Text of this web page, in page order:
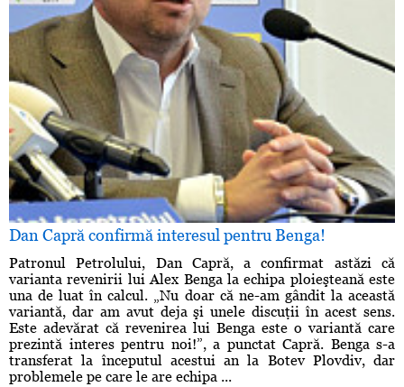
Dan Capră confirmă interesul pentru Benga!
Patronul Petrolului, Dan Capră, a confirmat astăzi că
varianta revenirii lui Alex Benga la echipa ploieşteană este
una de luat în calcul. „Nu doar că ne-am gândit la această
variantă, dar am avut deja şi unele discuţii în acest sens.
Este adevărat că revenirea lui Benga este o variantă care
prezintă interes pentru noi!”, a punctat Capră. Benga s-a
transferat la începutul acestui an la Botev Plovdiv, dar
problemele pe care le are echipa ...